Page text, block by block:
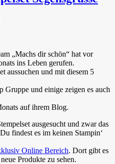
„Machs dir schön“ hat vor
ins Leben gerufen.
aussuchen und mit diesem 5
Gruppe und einige zeigen es auch
auf ihrem Blog.
ausgesucht und zwar das
findest es im keinen Stampin‘
Online Bereich. Dort gibt es
Produkte zu sehen.